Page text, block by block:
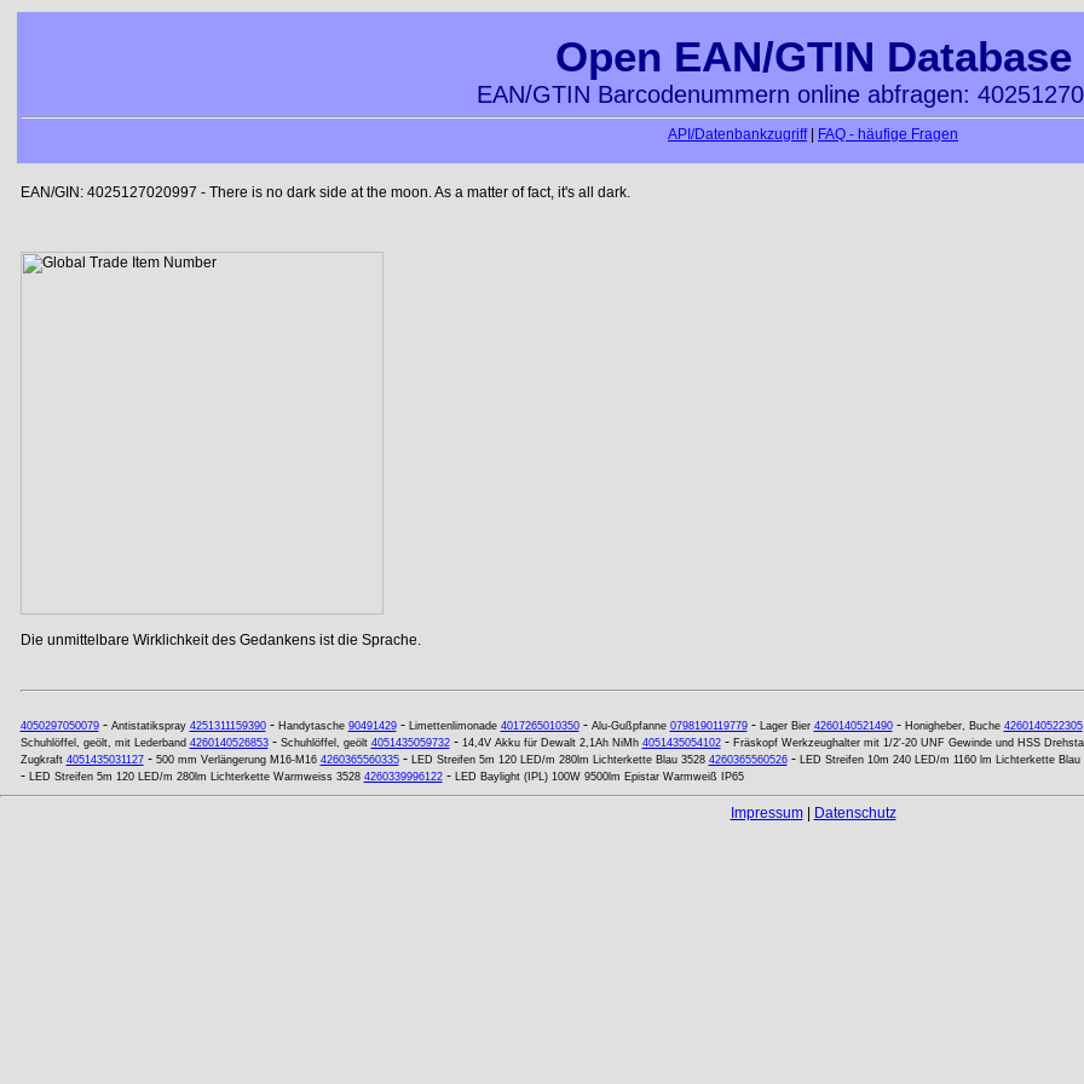
Open EAN/GTIN Database
EAN/GTIN Barcodenummern online abfragen:
API/Datenbankzugriff| FAQ - häufige Fragen
EAN/GIN: 4025127020997 - There is no dark side at the moon. As a matter of fact, it's all dark.
Die unmittelbare Wirklichkeit des Gedankens ist die Sprache.
4050297050079- Antistatikspray 4251311159390- Handytasche 90491429- Limettenlimonade 4017265010350- Alu-Gußpfanne 0798190119779- Lager Bier 4260140521490- Honigheber, Buche 4260140522305
Schuhlöffel, geölt, mit Lederband 4260140526853- Schuhlöffel, geölt 4051435059732- 14,4V Akku für Dewalt 2,1Ah NiMh 4051435054102- Fräskopf Werkzeughalter mit 1/2'-20 UNF Gewinde und HSS
Zugkraft 4051435031127- 500 mm Verlängerung M16-M16 4260365560335- LED Streifen 5m 120 LED/m 280lm Lichterkette Blau 3528 4260365560526- LED Streifen 10m 240 LED/m 1160 lm Lichterkette Blau
- LED Streifen 5m 120 LED/m 280lm Lichterkette Warmweiss 3528 4260339996122- LED Baylight (IPL) 100W 9500lm Epistar Warmweiß IP65
Impressum| Datenschutz